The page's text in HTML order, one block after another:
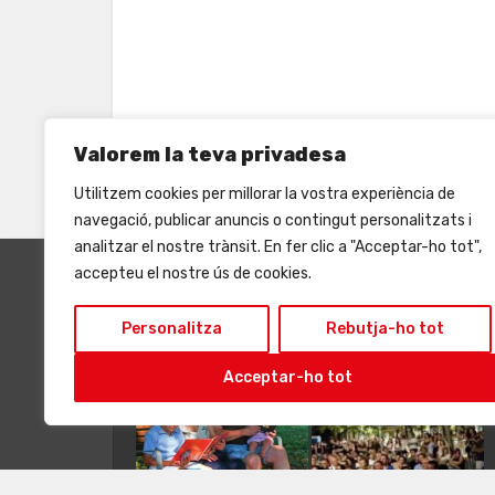
Valorem la teva privadesa
Utilitzem cookies per millorar la vostra experiència de
navegació, publicar anuncis o contingut personalitzats i
analitzar el nostre trànsit. En fer clic a "Acceptar-ho tot",
accepteu el nostre ús de cookies.
Personalitza Rebutja-ho tot
Acceptar-ho tot
INSTAGRAM